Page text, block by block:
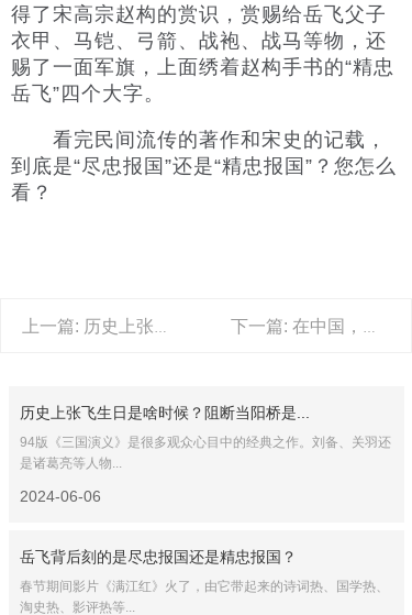
得了宋高宗赵构的赏识，赏赐给岳飞父子
衣甲、马铠、弓箭、战袍、战马等物，还
赐了一面军旗，上面绣着赵构手书的“精忠
岳飞”四个大字。
看完民间流传的著作和宋史的记载，
到底是“尽忠报国”还是“精忠报国”？您怎么
看？
上一篇: 历史上张飞生日是啥时候？阻断当阳桥是真的吗？ 下一篇: 在中国，前朝的历史为何是后人写？后人为何写前朝史？
历史上张飞生日是啥时候？阻断当阳桥是...
94版《三国演义》是很多观众心目中的经典之作。刘备、关羽还
是诸葛亮等人物...
2024-06-06
岳飞背后刻的是尽忠报国还是精忠报国？
春节期间影片《满江红》火了，由它带起来的诗词热、国学热、
淘史热、影评热等...